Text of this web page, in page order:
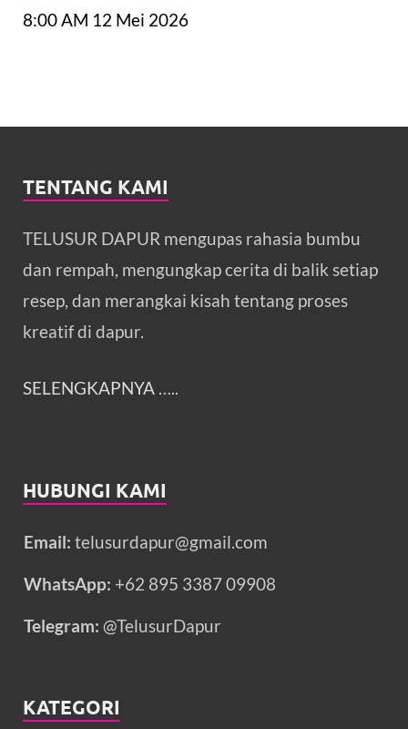
8:00 AM 12 Mei 2026
TENTANG KAMI
TELUSUR DAPUR mengupas rahasia bumbu
dan rempah, mengungkap cerita di balik setiap
resep, dan merangkai kisah tentang proses
kreatif di dapur.
SELENGKAPNYA …..
HUBUNGI KAMI
Email: telusurdapur@gmail.com
WhatsApp: +62 895 3387 09908
Telegram: @TelusurDapur
KATEGORI